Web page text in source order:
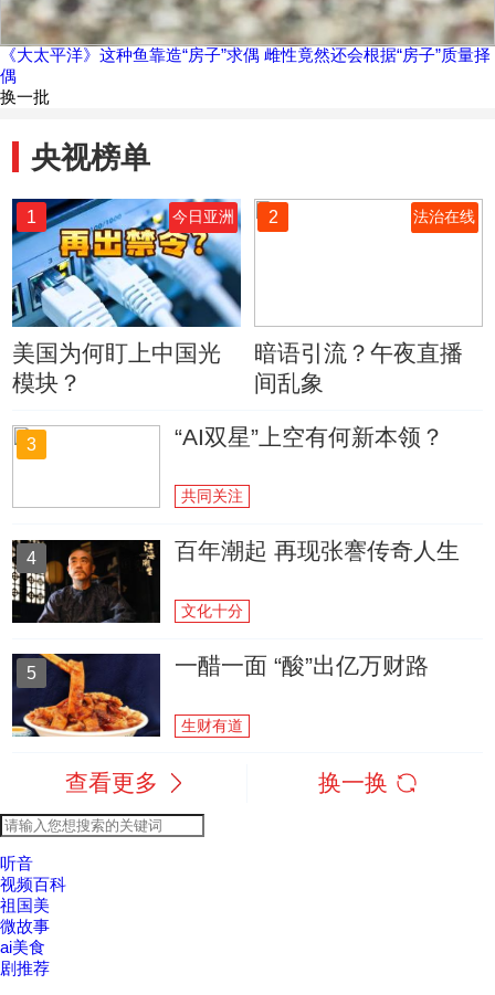
《大太平洋》这种鱼靠造“房子”求偶 雌性竟然还会根据“房子”质量择
偶
换一批
央视榜单
1 今日亚洲
美国为何盯上中国光
模块？
2 法治在线
暗语引流？午夜直播
间乱象
3 “AI双星”上空有何新本领？
共同关注
4 百年潮起 再现张謇传奇人生
文化十分
5 一醋一面 “酸”出亿万财路
生财有道
查看更多 换一换
听音
视频百科
祖国美
微故事
ai美食
剧推荐